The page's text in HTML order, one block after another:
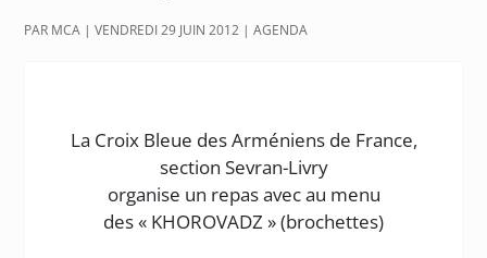
PAR MCA |VENDREDI 29 JUIN 2012 |AGENDA
La Croix Bleue des Arméniens de France,
section Sevran-Livry
organise un repas avec au menu
des « KHOROVADZ » (brochettes)